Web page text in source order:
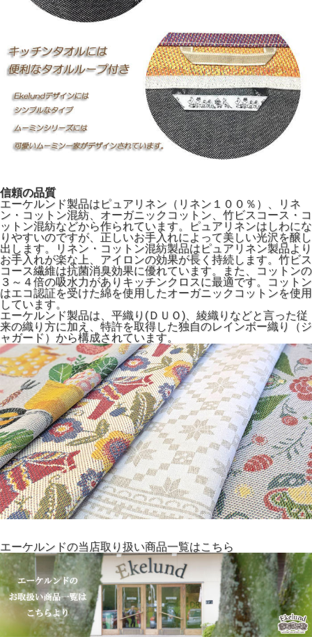
信頼の品質
エーケルンド製品はピュアリネン（リネン１００％）、リネ
ン・コットン混紡、オーガニックコットン、竹ビスコース・コ
ットン混紡などから作られています。ピュアリネンはしわにな
りやすいのですが、正しいお手入れによって美しい光沢を醸し
出します。リネン・コットン混紡製品はピュアリネン製品より
お手入れが楽な上、アイロンの効果が長く持続します。竹ビス
コース繊維は抗菌消臭効果に優れています。また、コットンの
３～４倍の吸水力がありキッチンクロスに最適です。コットン
はエコ認証を受けた綿を使用したオーガニックコットンを使用
しています。
エーケルンド製品は、平織り(ＤＵＯ)、綾織りなどと言った従
来の織り方に加え、特許を取得した独自のレインボー織り（ジ
ャガード）から構成されています。
エーケルンドの当店取り扱い商品一覧はこちら